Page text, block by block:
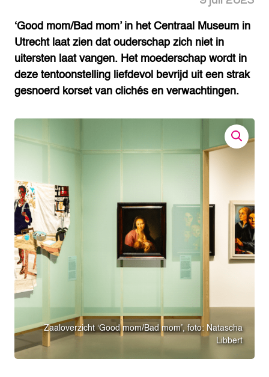
‘Good mom/Bad mom’ in het Centraal Museum in
Utrecht laat zien dat ouderschap zich niet in
uitersten laat vangen. Het moederschap wordt in
deze tentoonstelling liefdevol bevrijd uit een strak
gesnoerd korset van clichés en verwachtingen.
Zaaloverzicht ‘Good mom/Bad mom’, foto: Natascha
Libbert